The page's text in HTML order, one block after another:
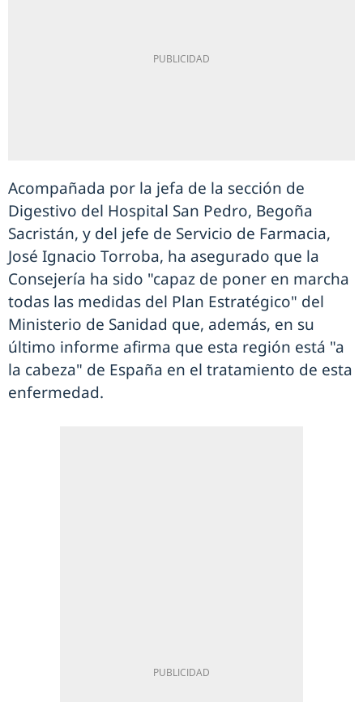
Acompañada por la jefa de la sección de
Digestivo del Hospital San Pedro, Begoña
Sacristán, y del jefe de Servicio de Farmacia,
José Ignacio Torroba, ha asegurado que la
Consejería ha sido "capaz de poner en marcha
todas las medidas del Plan Estratégico" del
Ministerio de Sanidad que, además, en su
último informe afirma que esta región está "a
la cabeza" de España en el tratamiento de esta
enfermedad.